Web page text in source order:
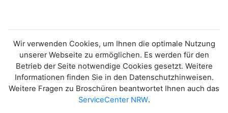
Wir verwenden Cookies, um Ihnen die optimale Nutzung
unserer Webseite zu ermöglichen. Es werden für den
Betrieb der Seite notwendige Cookies gesetzt. Weitere
Informationen finden Sie in den Datenschutzhinweisen.
Weitere Fragen zu Broschüren beantwortet Ihnen auch das
ServiceCenter NRW.